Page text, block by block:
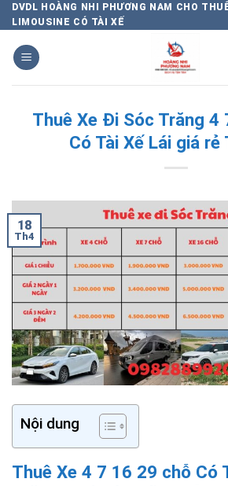
Chuyển
đến
nội
dung
DVDL HOÀNG NHI PHƯƠNG NAM CHO
LIMOUSINE CÓ TÀI XẾ
Thuê Xe Đi Sóc Trăng 4
Có Tài Xế Lái giá rẻ
18
Th4
Nội dung
Thuê Xe 4 7 16 29 chỗ Có